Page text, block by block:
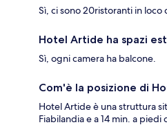
Sì, ci sono 20ristoranti in
Hotel Artide ha spazi
Sì, ogni camera ha balcone.
Com'è la posizione di
Hotel Artide è una struttura
Fiabilandia e a 14 min. a piedi